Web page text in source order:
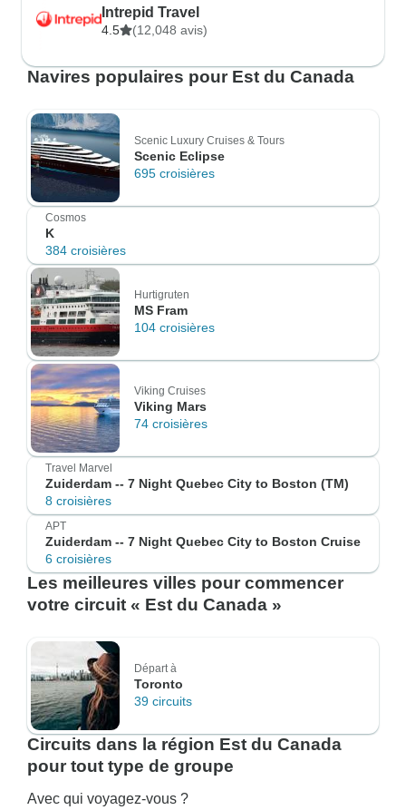
Intrepid Travel
4.5 (12,048 avis)
Navires populaires pour Est du Canada
Scenic Luxury Cruises & Tours
Scenic Eclipse
695 croisières
Cosmos
K
384 croisières
Hurtigruten
MS Fram
104 croisières
Viking Cruises
Viking Mars
74 croisières
Travel Marvel
Zuiderdam -- 7 Night Quebec City to Boston (TM)
8 croisières
APT
Zuiderdam -- 7 Night Quebec City to Boston Cruise
6 croisières
Les meilleures villes pour commencer
votre circuit « Est du Canada »
Départ à
Toronto
39 circuits
Circuits dans la région Est du Canada
pour tout type de groupe
Avec qui voyagez-vous ?